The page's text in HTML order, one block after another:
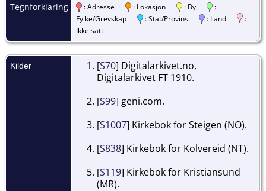
Tegnforklaring : Adresse : Lokasjon : By
:
Fylke/Grevskap
: Stat/Provins : Land
:
Ikke satt
Kilder [S70] Digitalarkivet.no,
Digitalarkivet FT 1910.
[S99] geni.com.
[S1007] Kirkebok for Steigen (NO).
[S838] Kirkebok for Kolvereid (NT).
[S119] Kirkebok for Kristiansund
(MR).